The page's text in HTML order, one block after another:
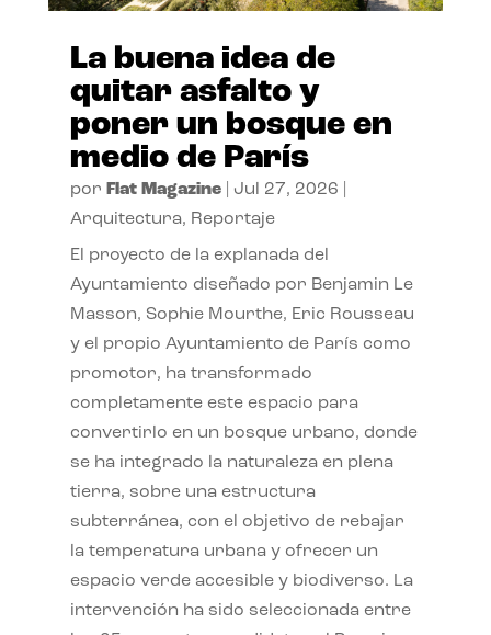
La buena idea de
quitar asfalto y
poner un bosque en
medio de París
por Flat Magazine| Jul 27, 2026
Arquitectura, Reportaje
El proyecto de la explanada del
Ayuntamiento diseñado por Benjamin Le
Masson, Sophie Mourthe, Eric Rousseau
y el propio Ayuntamiento de París como
promotor, ha transformado
completamente este espacio para
convertirlo en un bosque urbano, donde
se ha integrado la naturaleza en plena
tierra, sobre una estructura
subterránea, con el objetivo de rebajar
la temperatura urbana y ofrecer un
espacio verde accesible y biodiverso. La
intervención ha sido seleccionada entre